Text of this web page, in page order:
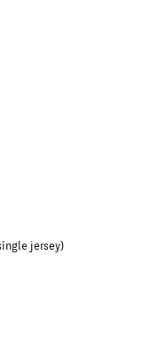
jersey)